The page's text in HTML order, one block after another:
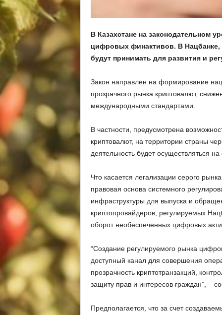
В Казахстане на законодательном
цифровых финактивов. В Нацбанке,
будут принимать для развития и
Закон направлен на формирование
прозрачного рынка криптовалют,
международными стандартами.
В частности, предусмотрена
криптовалют, на территории страны
деятельность будет осуществляться
Что касается легализации серого
правовая основа системного
инфраструктуры для выпуска и
криптопровайдеров, регулируемых
оборот необеспеченных цифровых
“Создание регулируемого рынка
доступный канал для совершения
прозрачность криптотранзакций,
защиту прав и интересов граждан”, –
Предполагается, что за счет